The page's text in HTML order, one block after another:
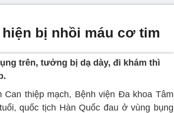
bị nhồi máu cơ tim
trên, tưởng bị dạ dày, đi khám thì
Can thiệp mạch, Bệnh viện Đa khoa Tâm
quốc tịch Hàn Quốc đau ở vùng bụng